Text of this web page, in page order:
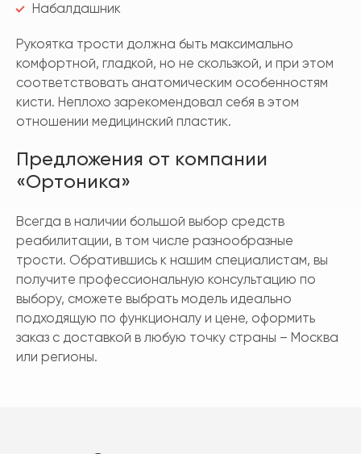
Набалдашник
Рукоятка трости должна быть максимально
комфортной, гладкой, но не скользкой, и при этом
соответствовать анатомическим особенностям
кисти. Неплохо зарекомендовал себя в этом
отношении медицинский пластик.
Предложения от компании
«Ортоника»
Всегда в наличии большой выбор средств
реабилитации, в том числе разнообразные
трости. Обратившись к нашим специалистам, вы
получите профессиональную консультацию по
выбору, сможете выбрать модель идеально
подходящую по функционалу и цене, оформить
заказ с доставкой в любую точку страны – Москва
или регионы.